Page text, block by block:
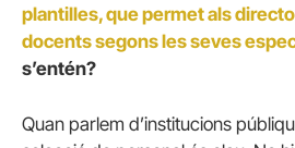
plantilles, que permet als
docents segons les seves
s’entén?
Quan parlem d’institucions